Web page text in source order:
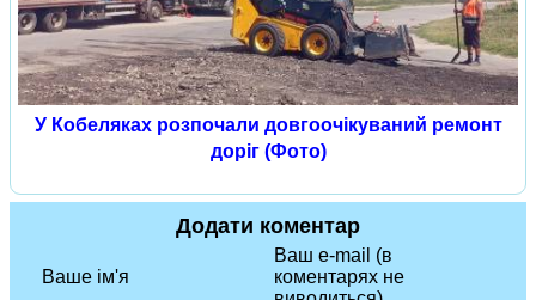
У Кобеляках розпочали довгоочікуваний ремонт
доріг (Фото)
Додати коментар
Ваше ім'я
Ваш e-mail (в
коментарях не